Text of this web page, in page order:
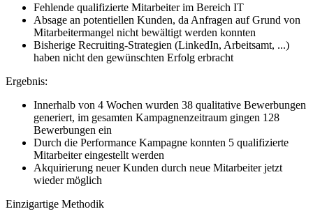
Fehlende qualifizierte Mitarbeiter im Bereich IT
Absage an potentiellen Kunden, da Anfragen auf Grund von
Mitarbeitermangel nicht bewältigt werden konnten
Bisherige Recruiting-Strategien (LinkedIn, Arbeitsamt, ...)
haben nicht den gewünschten Erfolg erbracht
Ergebnis:
Innerhalb von 4 Wochen wurden 38 qualitative Bewerbungen
generiert, im gesamten Kampagnenzeitraum gingen 128
Bewerbungen ein
Durch die Performance Kampagne konnten 5 qualifizierte
Mitarbeiter eingestellt werden
Akquirierung neuer Kunden durch neue Mitarbeiter jetzt
wieder möglich
Einzigartige Methodik